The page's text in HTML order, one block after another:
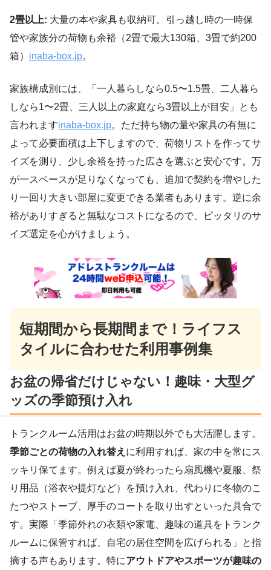
2畳以上: 大量の本や家具も収納可。引っ越し時の一時保
管や家族分の荷物も余裕（2畳で最大130箱、3畳で約200
箱） inaba-box.jp。
家族構成別には、「一人暮らしなら0.5〜1.5畳、二人暮ら
しなら1〜2畳、三人以上の家庭なら3畳以上が目安」とも
言われますinaba-box.jp。ただ持ち物の量や家具の有無に
よって必要面積は上下しますので、荷物リストを作ってサ
イズを測り、少し余裕を持った広さを選ぶと安心です。万
が一スペースが足りなくなっても、追加で契約を増やした
り一回り大きい部屋に変更できる業者もあります。逆に余
裕がありすぎると無駄なコストになるので、ピッタリのサ
イズ選定を心がけましょう。
短期間から長期間まで！ライフス
タイルに合わせた利用事例集
お盆の帰省だけじゃない！趣味・大型グ
ッズの季節預け入れ
トランクルーム活用はお盆の時期以外でも大活躍します。
季節ごとの荷物の入れ替え に利用すれば、家の中を常にス
ッキリ保てます。例えば夏が終わったら扇風機や夏服、祭
り用品（浴衣や提灯など）を預け入れ、代わりに冬物のこ
たつやストーブ、厚手のコートを取り出すといった具合で
す。実際「季節外れの衣類や家電、趣味の道具をトランク
ルームに保管すれば、自宅の居住空間を広げられる」と指
摘する声もあります。特にアウトドアやスポーツが趣味の